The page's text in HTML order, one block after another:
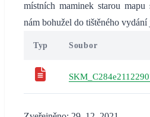
místních maminek starou
nám bohužel do tištěného vydání
Typ Soubor